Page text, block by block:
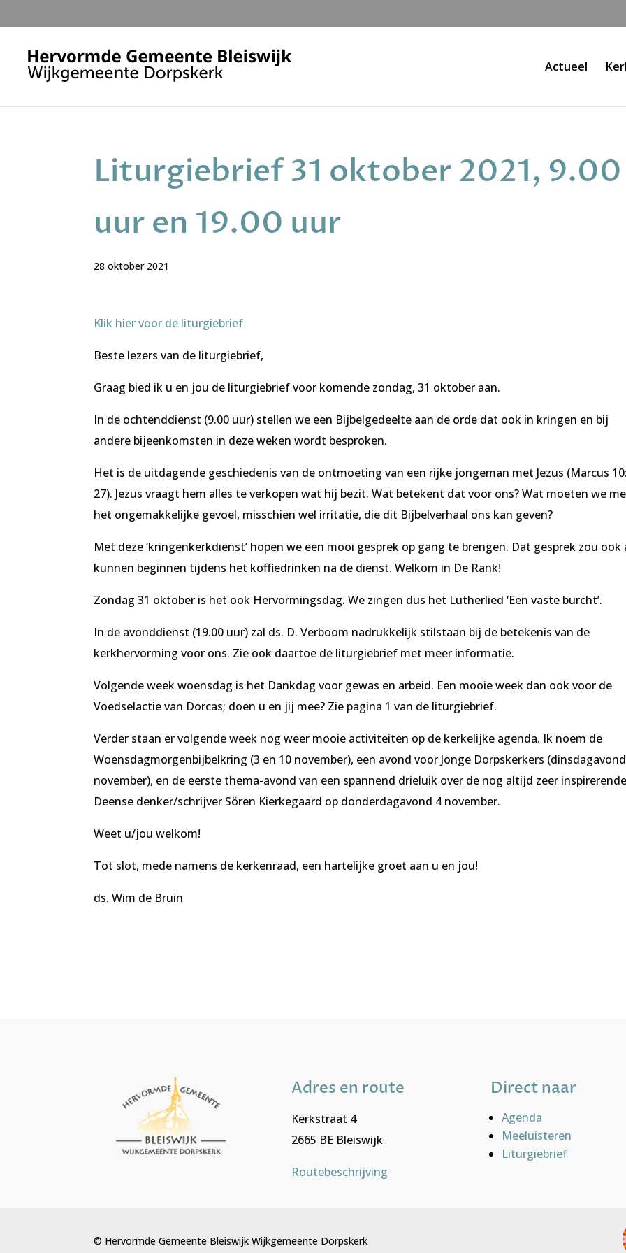
Actueel
Liturgiebrief 31 oktober 2021, 9.00
uur en 19.00 uur
28 oktober 2021
Klik hier voor de liturgiebrief
Beste lezers van de liturgiebrief,
Graag bied ik u en jou de liturgiebrief voor komende zondag, 31 oktober aan.
In de ochtenddienst (9.00 uur) stellen we een Bijbelgedeelte aan de orde dat ook in kringen en bij
andere bijeenkomsten in deze weken wordt besproken.
Het is de uitdagende geschiedenis van de ontmoeting van een rijke jongeman met Jezus (Marcus
27). Jezus vraagt hem alles te verkopen wat hij bezit. Wat betekent dat voor ons? Wat moeten we
het ongemakkelijke gevoel, misschien wel irritatie, die dit Bijbelverhaal ons kan geven?
Met deze ‘kringenkerkdienst’ hopen we een mooi gesprek op gang te brengen. Dat gesprek zou ook
kunnen beginnen tijdens het koffiedrinken na de dienst. Welkom in De Rank!
Zondag 31 oktober is het ook Hervormingsdag. We zingen dus het Lutherlied ‘Een vaste burcht’.
In de avonddienst (19.00 uur) zal ds. D. Verboom nadrukkelijk stilstaan bij de betekenis van de
kerkhervorming voor ons. Zie ook daartoe de liturgiebrief met meer informatie.
Volgende week woensdag is het Dankdag voor gewas en arbeid. Een mooie week dan ook voor de
Voedselactie van Dorcas; doen u en jij mee? Zie pagina 1 van de liturgiebrief.
Verder staan er volgende week nog weer mooie activiteiten op de kerkelijke agenda. Ik noem de
Woensdagmorgenbijbelkring (3 en 10 november), een avond voor Jonge Dorpskerkers
november), en de eerste thema-avond van een spannend drieluik over de nog altijd zeer
Deense denker/schrijver Sören Kierkegaard op donderdagavond 4 november.
Weet u/jou welkom!
Tot slot, mede namens de kerkenraad, een hartelijke groet aan u en jou!
ds. Wim de Bruin
Adres en route
Kerkstraat 4
2665 BE Bleiswijk
Routebeschrijving
Direct naar
Agenda
Meeluisteren
Liturgiebrief
© Hervormde Gemeente Bleiswijk Wijkgemeente Dorpskerk